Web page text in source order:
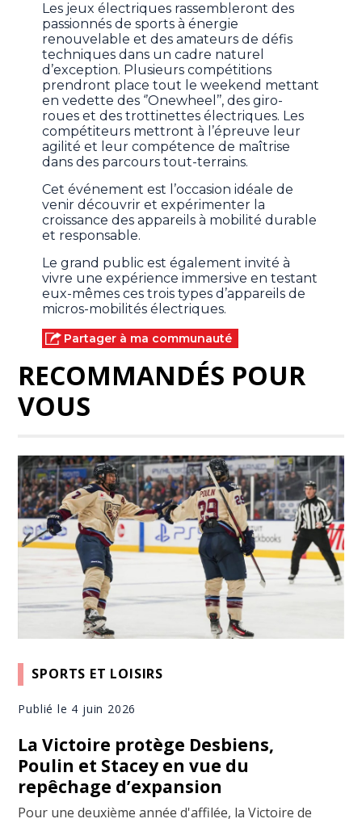
Les jeux électriques rassembleront des
passionnés de sports à énergie
renouvelable et des amateurs de défis
techniques dans un cadre naturel
d’exception. Plusieurs compétitions
prendront place tout le weekend mettant
en vedette des ‘’Onewheel’’, des giro-
roues et des trottinettes électriques. Les
compétiteurs mettront à l’épreuve leur
agilité et leur compétence de maîtrise
dans des parcours tout-terrains.
Cet événement est l’occasion idéale de
venir découvrir et expérimenter la
croissance des appareils à mobilité durable
et responsable.
Le grand public est également invité à
vivre une expérience immersive en testant
eux-mêmes ces trois types d’appareils de
micros-mobilités électriques.
Partager à ma communauté
RECOMMANDÉS POUR
VOUS
SPORTS ET LOISIRS
Publié le 4 juin 2026
La Victoire protège Desbiens,
Poulin et Stacey en vue du
repêchage d’expansion
Pour une deuxième année d'affilée, la Victoire de